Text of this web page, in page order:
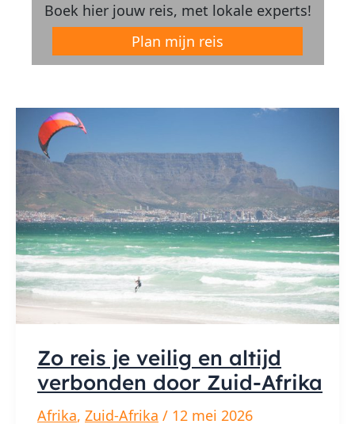
Boek hier jouw reis, met lokale experts!
Plan mijn reis
Zo reis je veilig en altijd
verbonden door Zuid-Afrika
Afrika, Zuid-Afrika / 12 mei 2026